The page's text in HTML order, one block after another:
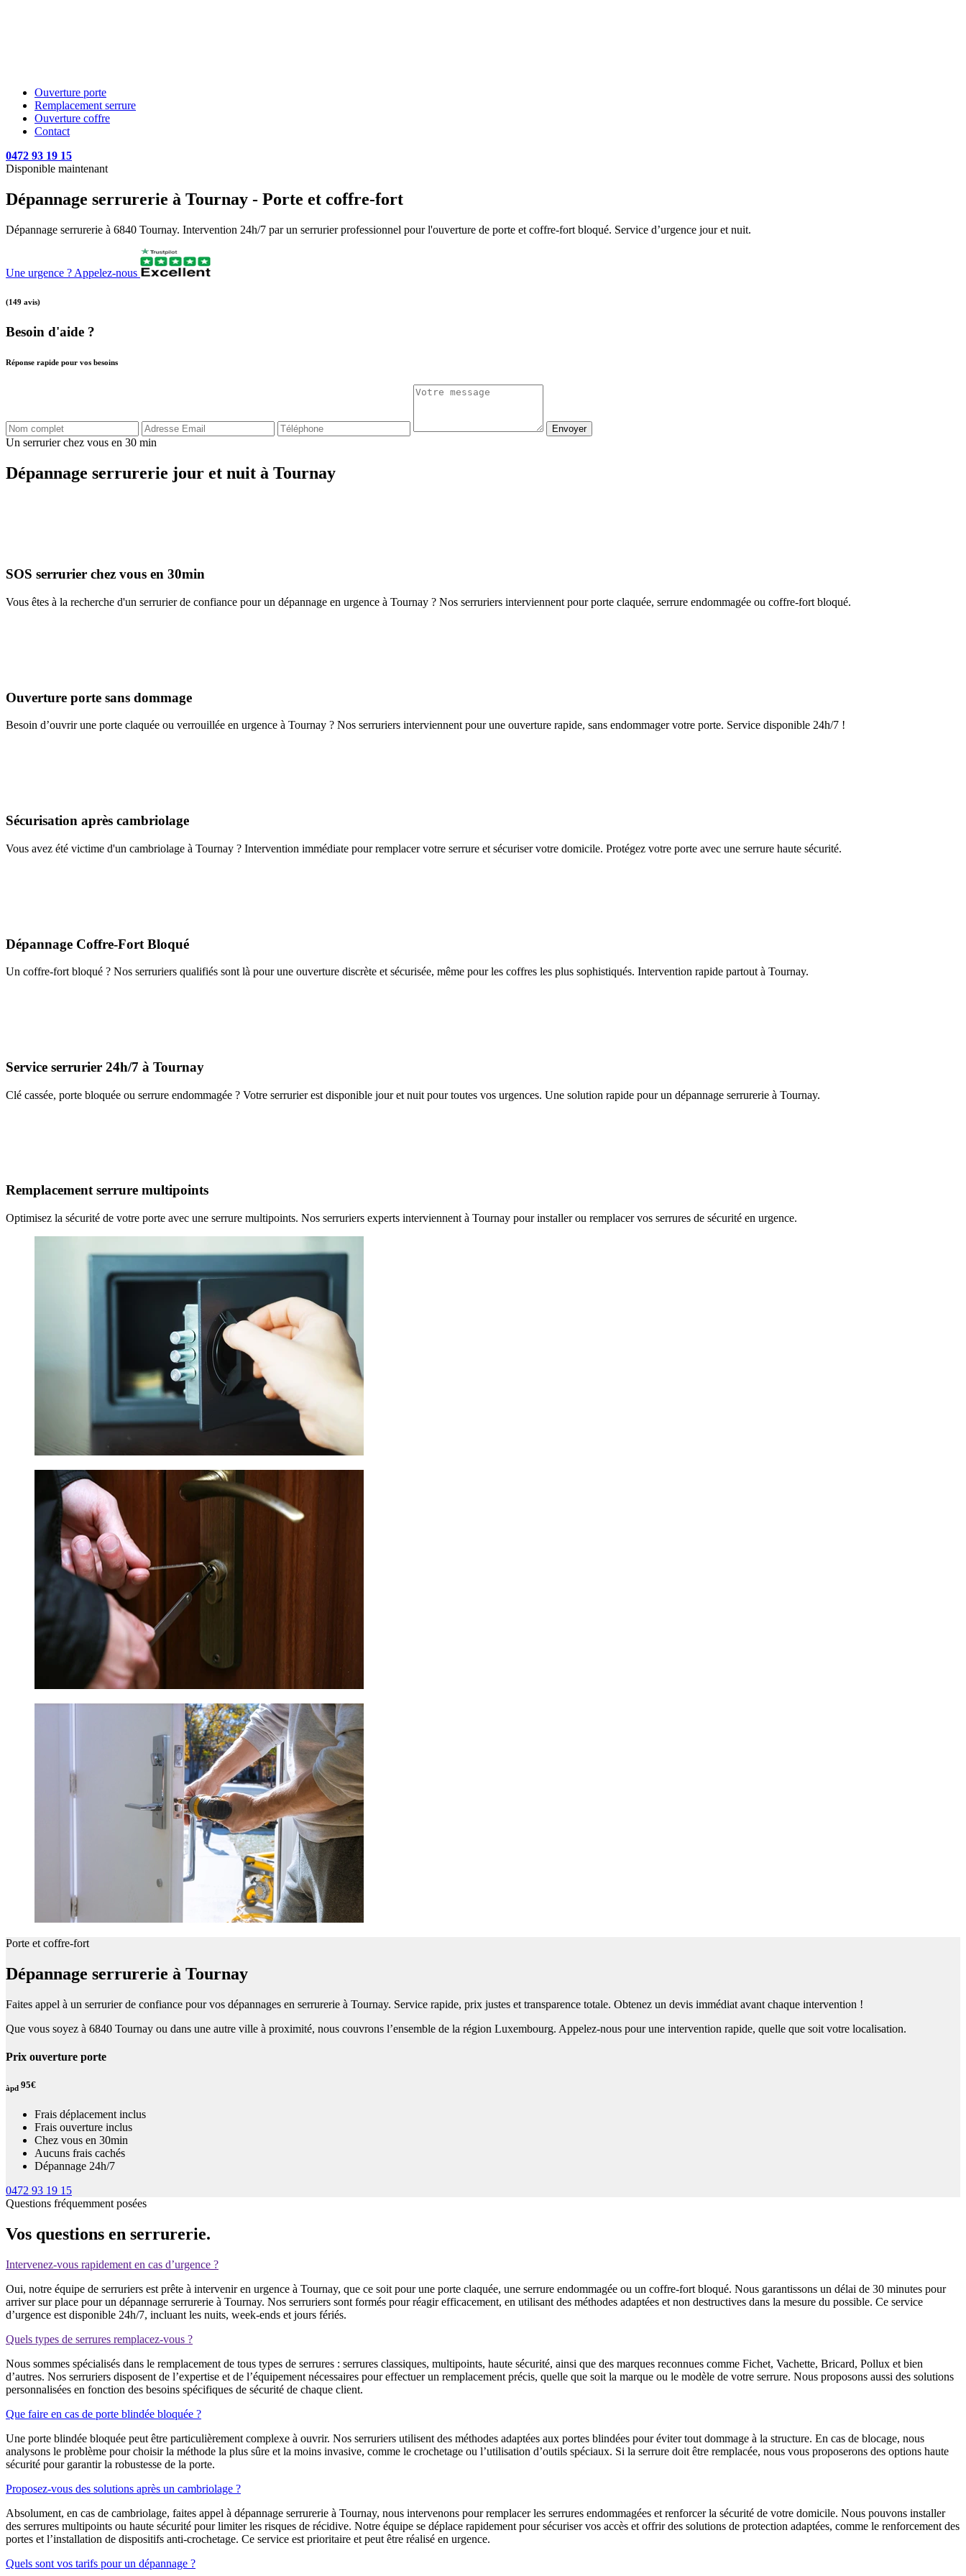
Ouverture porte
Remplacement serrure
Ouverture coffre
Contact
0472 93 19 15
Disponible maintenant
Dépannage serrurerie à Tournay - Porte et coffre-fort
Dépannage serrurerie à 6840 Tournay. Intervention 24h/7 par un serrurier professionnel pour l'ouverture de porte et coffre-fort bloqué. Service d’urgence jour et nuit.
Une urgence ? Appelez-nous
(149 avis)
Besoin d'aide ?
Réponse rapide pour vos besoins
Envoyer
Un serrurier chez vous en 30 min
Dépannage serrurerie jour et nuit à Tournay
SOS serrurier chez vous en 30min
Vous êtes à la recherche d'un serrurier de confiance pour un dépannage en urgence à Tournay ? Nos serruriers interviennent pour porte claquée, serrure endommagée ou coffre-fort bloqué.
Ouverture porte sans dommage
Besoin d’ouvrir une porte claquée ou verrouillée en urgence à Tournay ? Nos serruriers interviennent pour une ouverture rapide, sans endommager votre porte. Service disponible 24h/7 !
Sécurisation après cambriolage
Vous avez été victime d'un cambriolage à Tournay ? Intervention immédiate pour remplacer votre serrure et sécuriser votre domicile. Protégez votre porte avec une serrure haute sécurité.
Dépannage Coffre-Fort Bloqué
Un coffre-fort bloqué ? Nos serruriers qualifiés sont là pour une ouverture discrète et sécurisée, même pour les coffres les plus sophistiqués. Intervention rapide partout à Tournay.
Service serrurier 24h/7 à Tournay
Clé cassée, porte bloquée ou serrure endommagée ? Votre serrurier est disponible jour et nuit pour toutes vos urgences. Une solution rapide pour un dépannage serrurerie à Tournay.
Remplacement serrure multipoints
Optimisez la sécurité de votre porte avec une serrure multipoints. Nos serruriers experts interviennent à Tournay pour installer ou remplacer vos serrures de sécurité en urgence.
Porte et coffre-fort
Dépannage serrurerie à Tournay
Faites appel à un serrurier de confiance pour vos dépannages en serrurerie à Tournay. Service rapide, prix justes et transparence totale. Obtenez un devis immédiat avant chaque intervention !
Que vous soyez à 6840 Tournay ou dans une autre ville à proximité, nous couvrons l’ensemble de la région Luxembourg. Appelez-nous pour une intervention rapide, quelle que soit votre localisation.
Prix ouverture porte
àpd 95€
Frais déplacement inclus
Frais ouverture inclus
Chez vous en 30min
Aucuns frais cachés
Dépannage 24h/7
0472 93 19 15
Questions fréquemment posées
Vos questions en serrurerie.
Intervenez-vous rapidement en cas d’urgence ?
Oui, notre équipe de serruriers est prête à intervenir en urgence à Tournay, que ce soit pour une porte claquée, une serrure endommagée ou un coffre-fort bloqué. Nous garantissons un délai de 30 minutes pour
arriver sur place pour un dépannage serrurerie à Tournay. Nos serruriers sont formés pour réagir efficacement, en utilisant des méthodes adaptées et non destructives dans la mesure du possible. Ce service
d’urgence est disponible 24h/7, incluant les nuits, week-ends et jours fériés.
Quels types de serrures remplacez-vous ?
Nous sommes spécialisés dans le remplacement de tous types de serrures : serrures classiques, multipoints, haute sécurité, ainsi que des marques reconnues comme Fichet, Vachette, Bricard, Pollux et bien
d’autres. Nos serruriers disposent de l’expertise et de l’équipement nécessaires pour effectuer un remplacement précis, quelle que soit la marque ou le modèle de votre serrure. Nous proposons aussi des solutions
personnalisées en fonction des besoins spécifiques de sécurité de chaque client.
Que faire en cas de porte blindée bloquée ?
Une porte blindée bloquée peut être particulièrement complexe à ouvrir. Nos serruriers utilisent des méthodes adaptées aux portes blindées pour éviter tout dommage à la structure. En cas de blocage, nous
analysons le problème pour choisir la méthode la plus sûre et la moins invasive, comme le crochetage ou l’utilisation d’outils spéciaux. Si la serrure doit être remplacée, nous vous proposerons des options haute
sécurité pour garantir la robustesse de la porte.
Proposez-vous des solutions après un cambriolage ?
Absolument, en cas de cambriolage, faites appel à dépannage serrurerie à Tournay, nous intervenons pour remplacer les serrures endommagées et renforcer la sécurité de votre domicile. Nous pouvons installer
des serrures multipoints ou haute sécurité pour limiter les risques de récidive. Notre équipe se déplace rapidement pour sécuriser vos accès et offrir des solutions de protection adaptées, comme le renforcement des
portes et l’installation de dispositifs anti-crochetage. Ce service est prioritaire et peut être réalisé en urgence.
Quels sont vos tarifs pour un dépannage ?